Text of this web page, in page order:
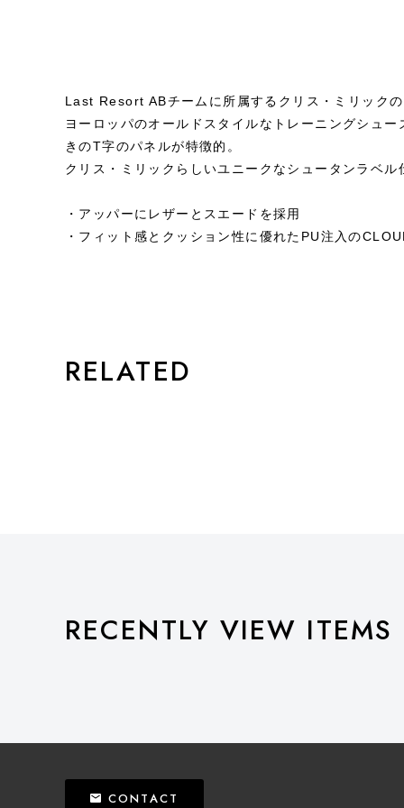
Last Resort ABチームに所属するクリス・ミリック
ヨーロッパのオールドスタイルなトレーニングシュ
きのT字のパネルが特徴的。
クリス・ミリックらしいユニークなシュータンラベル
・アッパーにレザーとスエードを採用
・フィット感とクッション性に優れたPU注入の
RELATED
RECENTLY VIEW ITEMS
CONTACT